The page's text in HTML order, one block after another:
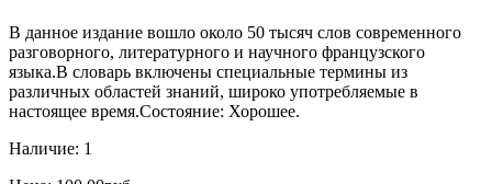
В данное издание вошло около 50 тысяч слов современного
разговорного, литературного и научного французского
языка.В словарь включены специальные термины из
различных областей знаний, широко употребляемые в
настоящее время.Состояние: Хорошее.
Наличие: 1